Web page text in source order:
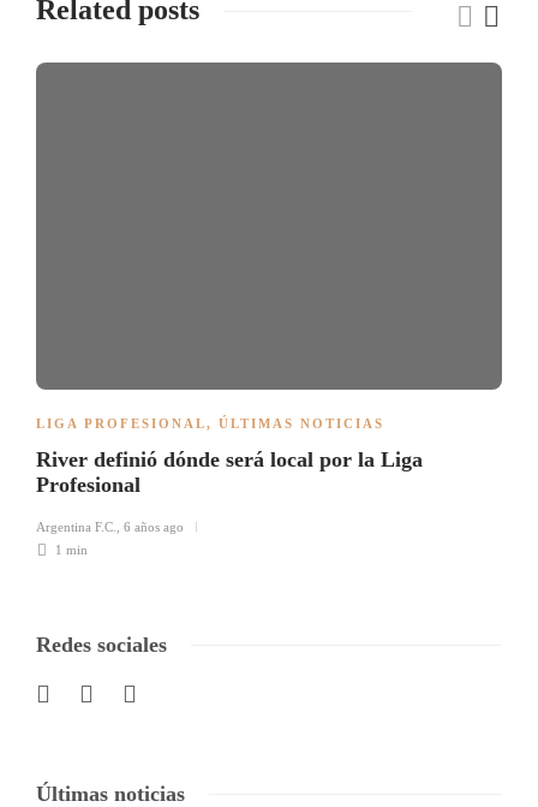
Related posts
LIGA PROFESIONAL, ÚLTIMAS NOTICIAS
River definió dónde será local por la Liga
Profesional
Argentina F.C.
6 años ago
1 min
Redes sociales
Últimas noticias